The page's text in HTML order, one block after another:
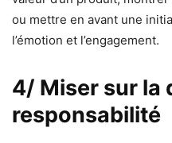
ou mettre en avant une
l’émotion et l’engagement.
4/ Miser sur la
responsabilité